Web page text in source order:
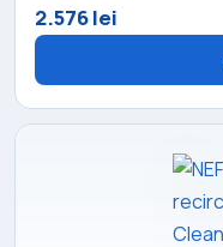
2.576 lei